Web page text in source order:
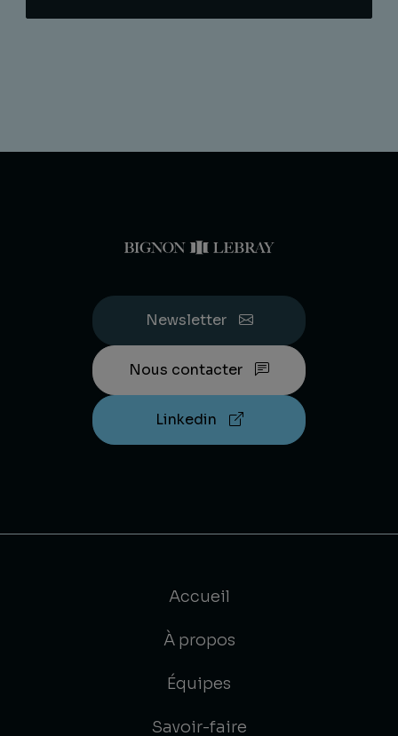
Newsletter
Nous contacter
Linkedin
Accueil
À propos
Équipes
Savoir-faire